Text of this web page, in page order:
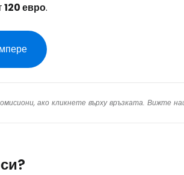
120 евро.
ако кликнете върху връзката. Вижте